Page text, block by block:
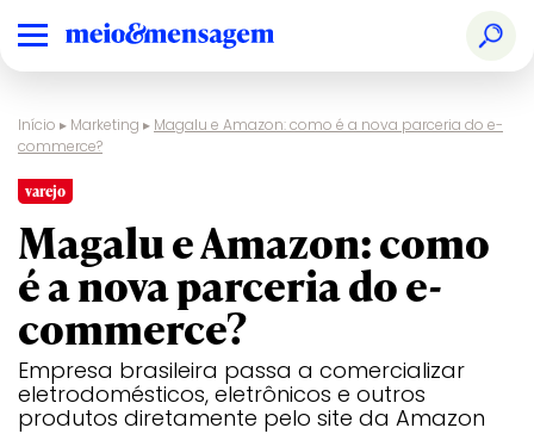
Início ▸ Marketing ▸ Magalu e Amazon: como é a nova parceria do e-
commerce?
varejo
Magalu e Amazon: como
é a nova parceria do e-
commerce?
Empresa brasileira passa a comercializar
eletrodomésticos, eletrônicos e outros
produtos diretamente pelo site da Amazon